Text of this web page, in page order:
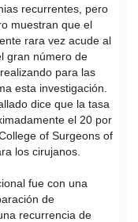
recurrentes, pero
muestran que el
rara vez acude al
gran número de
para las
esta investigación.
dice que la tasa
el 20 por
of Surgeons of
los cirujanos.
fue con una
de
recurrencia de